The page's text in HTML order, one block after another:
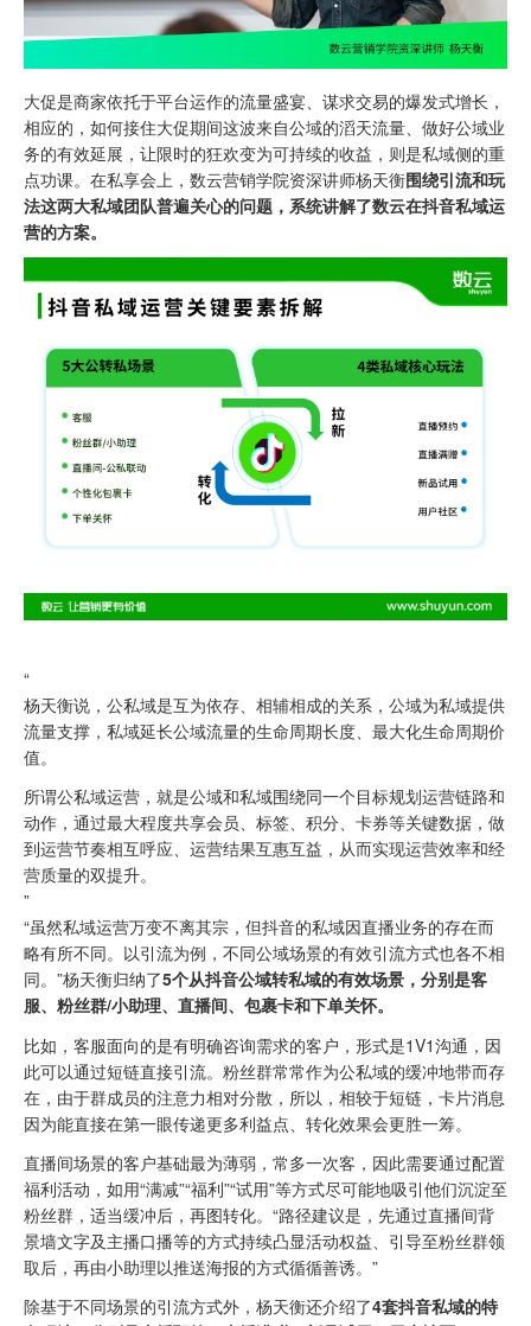
大促是商家依托于平台运作的流量盛宴、谋求交易的爆发式增长，
相应的，如何接住大促期间这波来自公域的滔天流量、做好公域业
务的有效延展，让限时的狂欢变为可持续的收益，则是私域侧的重
点功课。在私享会上，数云营销学院资深讲师杨天衡围绕引流和玩
法这两大私域团队普遍关心的问题，系统讲解了数云在抖音私域运
营的方案。
“
杨天衡说，公私域是互为依存、相辅相成的关系，公域为私域提供
流量支撑，私域延长公域流量的生命周期长度、最大化生命周期价
值。
所谓公私域运营，就是公域和私域围绕同一个目标规划运营链路和
动作，通过最大程度共享会员、标签、积分、卡券等关键数据，做
到运营节奏相互呼应、运营结果互惠互益，从而实现运营效率和经
营质量的双提升。
”
“虽然私域运营万变不离其宗，但抖音的私域因直播业务的存在而
略有所不同。以引流为例，不同公域场景的有效引流方式也各不相
同。”杨天衡归纳了5个从抖音公域转私域的有效场景，分别是客
服、粉丝群/小助理、直播间、包裹卡和下单关怀。
比如，客服面向的是有明确咨询需求的客户，形式是1V1沟通，因
此可以通过短链直接引流。粉丝群常常作为公私域的缓冲地带而存
在，由于群成员的注意力相对分散，所以，相较于短链，卡片消息
因为能直接在第一眼传递更多利益点、转化效果会更胜一筹。
直播间场景的客户基础最为薄弱，常多一次客，因此需要通过配置
福利活动，如用“满减”“福利”“试用”等方式尽可能地吸引他们沉淀至
粉丝群，适当缓冲后，再图转化。“路径建议是，先通过直播间背
景墙文字及主播口播等的方式持续凸显活动权益、引导至粉丝群领
取后，再由小助理以推送海报的方式循循善诱。”
除基于不同场景的引流方式外，杨天衡还介绍了4套抖音私域的特